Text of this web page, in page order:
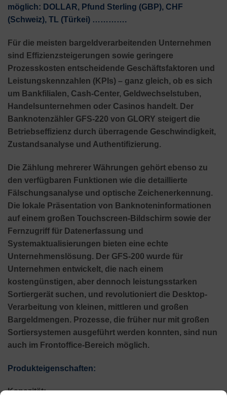
möglich: DOLLAR, Pfund Sterling (GBP), CHF
(Schweiz), TL (Türkei) ………….
Für die meisten bargeldverarbeitenden Unternehmen
sind Effizienzsteigerungen sowie geringere
Prozesskosten entscheidende Geschäftsfaktoren und
Leistungskennzahlen (KPIs) – ganz gleich, ob es sich
um Bankfilialen, Cash-Center, Geldwechselstuben,
Handelsunternehmen oder Casinos handelt. Der
Banknotenzähler GFS-220 von GLORY steigert die
Betriebseffizienz durch überragende Geschwindigkeit,
Zustandsanalyse und Authentifizierung.
Die Zählung mehrerer Währungen gehört ebenso zu
den verfügbaren Funktionen wie die detaillierte
Fälschungsanalyse und optische Zeichenerkennung.
Die lokale Präsentation von Banknoteninformationen
auf einem großen Touchscreen-Bildschirm sowie der
Fernzugriff für Datenerfassung und
Systemaktualisierungen bieten eine echte
Unternehmenslösung. Der GFS-200 wurde für
Unternehmen entwickelt, die nach einem
kostengünstigen, aber dennoch leistungsstarken
Sortiergerät suchen, und revolutioniert die Desktop-
Verarbeitung von kleinen, mittleren und großen
Bargeldmengen. Prozesse, die früher nur mit großen
Sortiersystemen ausgeführt werden konnten, sind nun
auch im Frontoffice-Bereich möglich.
Produkteigenschaften:
Kapazität: